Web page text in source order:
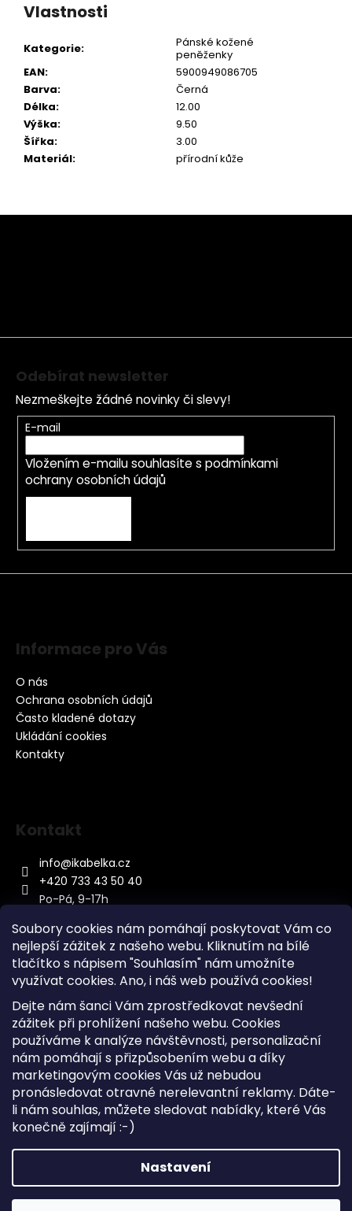
Soubory cookies nám pomáhají poskytovat Vám co
nejlepší zážitek z našeho webu. Kliknutím na bílé
tlačítko s nápisem "Souhlasím" nám umožníte
využívat cookies. Ano, i náš web používá cookies!
Dejte nám šanci Vám zprostředkovat nevšední
zážitek při prohlížení našeho webu. Cookies
používáme k analýze návštěvnosti, personalizační
nám pomáhají s přizpůsobením webu a díky
marketingovým cookies Vás už nebudou
pronásledovat otravné nerelevantní reklamy. Dáte-
li nám souhlas, můžete sledovat nabídky, které Vás
konečně zajímají :-)
Nastavení
Vlastnosti
Kategorie:
Pánské kožené
peněženky
EAN:
5900949086705
Barva:
Černá
Délka:
12.00
Výška:
9.50
Šířka:
3.00
Materiál: přírodní kůže
Z
Odebírat newsletter
Nezmeškejte žádné novinky či slevy!
E-mail
Vložením e-mailu souhlasíte s podmínkami
ochrany osobních údajů
Informace pro Vás
O nás
Ochrana osobních údajů
Často kladené dotazy
Ukládání cookies
Kontakty
Kontakt
info@ikabelka.cz
+420 733 43 50 40
Po-Pá, 9-17h
Kontakt
Sitemap
Doprava a Platba
Reklamace Zboží
Obchodní podmínky
iKabelka.cz. Všechna práva vyhrazena.
Upravit nastavení cookies